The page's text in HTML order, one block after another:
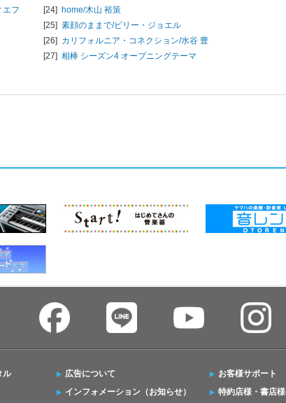
エフ
[24] home/木山 裕策
[25] 素顔のままで/ビリー・ジョエル
[26] カリフォルニア・コネクション/水谷 豊
[27] 相棒 シーズン4 オープニングテーマ
ル
広告について
インフォメーション（お知らせ）
お客様サポート
特約店様・書店